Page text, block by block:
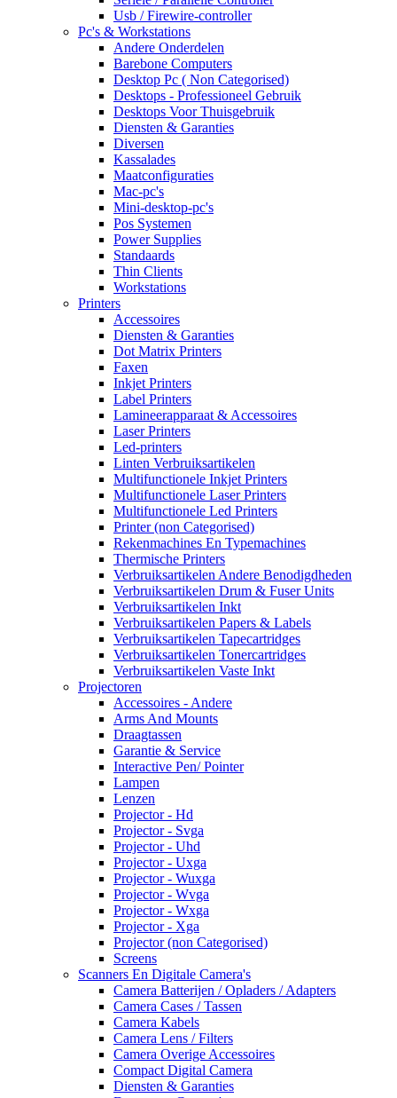
Usb / Firewire-controller
Pc's & Workstations
Andere Onderdelen
Barebone Computers
Desktop Pc ( Non Categorised)
Desktops - Professioneel Gebruik
Desktops Voor Thuisgebruik
Diensten & Garanties
Diversen
Kassalades
Maatconfiguraties
Mac-pc's
Mini-desktop-pc's
Pos Systemen
Power Supplies
Standaards
Thin Clients
Workstations
Printers
Accessoires
Diensten & Garanties
Dot Matrix Printers
Faxen
Inkjet Printers
Label Printers
Lamineerapparaat & Accessoires
Laser Printers
Led-printers
Linten Verbruiksartikelen
Multifunctionele Inkjet Printers
Multifunctionele Laser Printers
Multifunctionele Led Printers
Printer (non Categorised)
Rekenmachines En Typemachines
Thermische Printers
Verbruiksartikelen Andere Benodigdheden
Verbruiksartikelen Drum & Fuser Units
Verbruiksartikelen Inkt
Verbruiksartikelen Papers & Labels
Verbruiksartikelen Tapecartridges
Verbruiksartikelen Tonercartridges
Verbruiksartikelen Vaste Inkt
Projectoren
Accessoires - Andere
Arms And Mounts
Draagtassen
Garantie & Service
Interactive Pen/ Pointer
Lampen
Lenzen
Projector - Hd
Projector - Svga
Projector - Uhd
Projector - Uxga
Projector - Wuxga
Projector - Wvga
Projector - Wxga
Projector - Xga
Projector (non Categorised)
Screens
Scanners En Digitale Camera's
Camera Batterijen / Opladers / Adapters
Camera Cases / Tassen
Camera Kabels
Camera Lens / Filters
Camera Overige Accessoires
Compact Digital Camera
Diensten & Garanties